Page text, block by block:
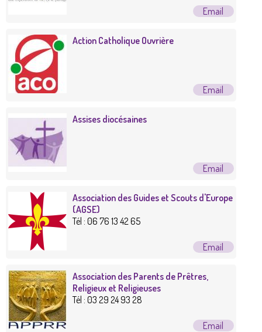
Action Catholique Ouvrière
Assises diocésaines
Association des Guides et Scouts d'Europe
(AGSE)
Tél :06 76 13 42 65
Association des Parents de Prêtres,
Religieux et Religieuses
Tél :03 29 24 93 28